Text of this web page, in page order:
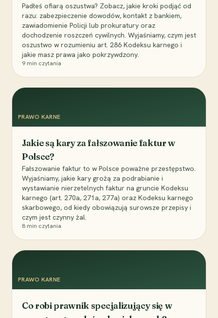
Padłeś ofiarą oszustwa? Zobacz, jakie kroki podjąć od
razu: zabezpieczenie dowodów, kontakt z bankiem,
zawiadomienie Policji lub prokuratury oraz
dochodzenie roszczeń cywilnych. Wyjaśniamy, czym jest
oszustwo w rozumieniu art. 286 Kodeksu karnego i
jakie masz prawa jako pokrzywdzony.
9 min czytania
PRAWO KARNE
Jakie są kary za fałszowanie faktur w
Polsce?
Fałszowanie faktur to w Polsce poważne przestępstwo.
Wyjaśniamy, jakie kary grożą za podrabianie i
wystawianie nierzetelnych faktur na gruncie Kodeksu
karnego (art. 270a, 271a, 277a) oraz Kodeksu karnego
skarbowego, od kiedy obowiązują surowsze przepisy i
czym jest czynny żal.
8 min czytania
PRAWO KARNE
Co robi prawnik specjalizujący się w